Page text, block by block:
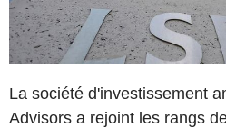
La société d'investissement
Advisors a rejoint les rangs